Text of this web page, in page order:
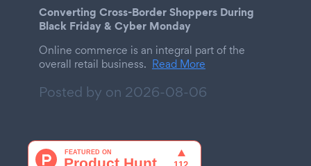
Converting Cross-Border Shoppers During
Black Friday & Cyber Monday
Online commerce is an integral part of the
overall retail business. Read More
Posted by on 2026-08-06